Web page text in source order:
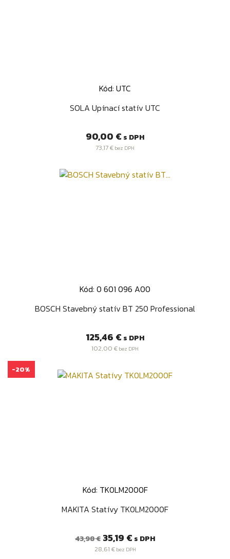
Kód: UTC
SOLA Upínací statív UTC
Cena
90,00 € s DPH
73,17 € bez DPH
Kód: 0 601 096 A00
BOSCH Stavebný statív BT 250 Professional
Cena
125,46 € s DPH
102,00 € bez DPH
Kód: TK0LM2000F
MAKITA Statívy TK0LM2000F
Bežná
cena
43,98 € Cena
35,19 € s DPH
28,61 €bez DPH
-20%